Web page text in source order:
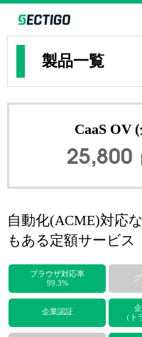
SSLならセクティゴ・コモドのEV・企業・
製品一覧
CaaS OV
25,800
自動化(ACME)対応
もある定額サービス
ブラウザ対応率
99.3%
企業認証
（ト